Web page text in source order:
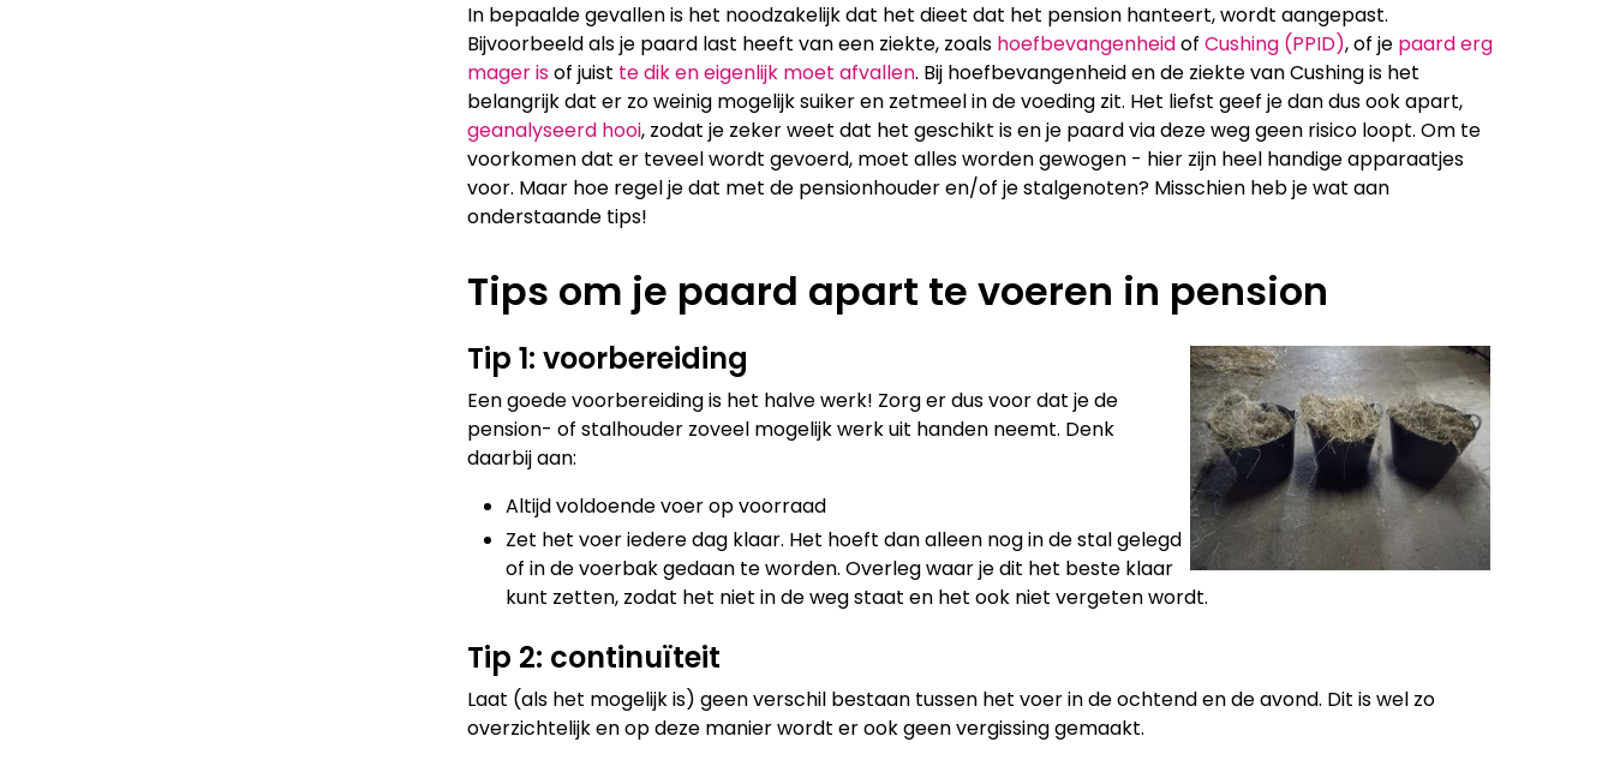
In bepaalde gevallen is het noodzakelijk dat het dieet dat het pension hanteert, wordt aangepast.
Bijvoorbeeld als je paard last heeft van een ziekte, zoals hoefbevangenheidof Cushing (PPID), of je paard erg
mager isof juist te dik en eigenlijk moet afvallen. Bij hoefbevangenheid en de ziekte van Cushing is het
belangrijk dat er zo weinig mogelijk suiker en zetmeel in de voeding zit. Het liefst geef je dan dus ook apart,
geanalyseerd hooi, zodat je zeker weet dat het geschikt is en je paard via deze weg geen risico loopt. Om te
voorkomen dat er teveel wordt gevoerd, moet alles worden gewogen - hier zijn heel handige apparaatjes
voor. Maar hoe regel je dat met de pensionhouder en/of je stalgenoten? Misschien heb je wat aan
onderstaande tips!
Tips om je paard apart te voeren in pension
Tip 1: voorbereiding
Een goede voorbereiding is het halve werk! Zorg er dus voor dat je de
pension- of stalhouder zoveel mogelijk werk uit handen neemt. Denk
daarbij aan:
Altijd voldoende voer op voorraad
Zet het voer iedere dag klaar. Het hoeft dan alleen nog in de stal gelegd
of in de voerbak gedaan te worden. Overleg waar je dit het beste klaar
kunt zetten, zodat het niet in de weg staat en het ook niet vergeten wordt.
Tip 2: continuïteit
Laat (als het mogelijk is) geen verschil bestaan tussen het voer in de ochtend en de avond. Dit is wel zo
overzichtelijk en op deze manier wordt er ook geen vergissing gemaakt.